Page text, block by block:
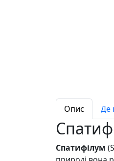
Опис Де
Спатифілум